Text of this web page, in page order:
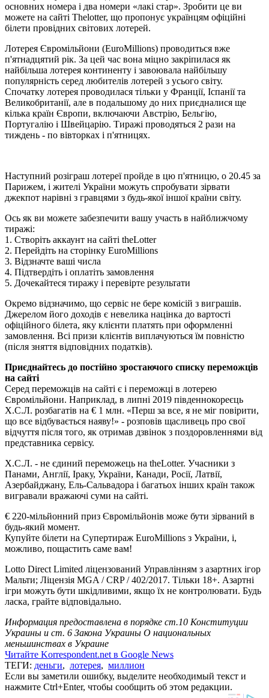
основних номера і два номери «лакі стар». Зробити це ви
можете на сайті Thelotter, що пропонує українцям офіційні
білети провідних світових лотерей.
Лотерея Євромільйони (EuroMillions) проводиться вже
п'ятнадцятий рік. За цей час вона міцно закріпилася як
найбільша лотерея континенту і завоювала найбільшу
популярність серед любителів лотерей з усього світу.
Спочатку лотерея проводилася тільки у Франції, Іспанії та
Великобританії, але в подальшому до них приєдналися ще
кілька країн Європи, включаючи Австрію, Бельгію,
Португалію і Швейцарію. Тиражі проводяться 2 рази на
тиждень - по вівторках і п'ятницях.
Наступний розіграш лотереї пройде в цю п'ятницю, о 20.45 за
Парижем, і жителі України можуть спробувати зірвати
джекпот нарівні з гравцями з будь-якої іншої країни світу.
Ось як ви можете забезпечити вашу участь в найближчому
тиражі:
1. Створіть аккаунт на сайті theLotter
2. Перейдіть на сторінку EuroMillions
3. Відзначте ваші числа
4. Підтвердіть і оплатіть замовлення
5. Дочекайтеся тиражу і перевірте результати
Окремо відзначимо, що сервіс не бере комісій з виграшів.
Джерелом його доходів є невелика націнка до вартості
офіційного білета, яку клієнти платять при оформленні
замовлення. Всі призи клієнтів виплачуються їм повністю
(після зняття відповідних податків).
Приєднайтесь до постійно зростаючого списку переможців
на сайті
Серед переможців на сайті є і переможці в лотерею
Євромільйони. Наприклад, в липні 2019 південнокореєць
Х.С.Л. розбагатів на € 1 млн. «Перш за все, я не міг повірити,
що все відбувається наяву!» - розповів щасливець про свої
відчуття після того, як отримав дзвінок з поздоровленнями від
представника сервісу.
Х.С.Л. - не єдиний переможець на theLotter. Учасники з
Панами, Англії, Іраку, України, Канади, Росії, Латвії,
Азербайджану, Ель-Сальвадора і багатьох інших країн також
вигравали вражаючі суми на сайті.
€ 220-мільйонний приз Євромільйонів може бути зірваний в
будь-який момент.
Купуйте білети на Супертираж EuroMillions з України, і,
можливо, пощастить саме вам!
Lotto Direct Limited ліцензований Управлінням з азартних ігор
Мальти; Ліцензія MGA / CRP / 402/2017. Тільки 18+. Азартні
ігри можуть бути шкідливими, якщо їх не контролювати. Будь
ласка, грайте відповідально.
Информация предоставлена в порядке ст.10 Конституции
Украины и ст. 6 Закона Украины О национальных
меньшинствах в Украине
Читайте Korrespondent.net в Google News
ТЕГИ: деньги, лотерея, миллион
Если вы заметили ошибку, выделите необходимый текст и
нажмите Ctrl+Enter, чтобы сообщить об этом редакции.